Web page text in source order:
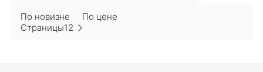
По новизне
По цене
Страницы12